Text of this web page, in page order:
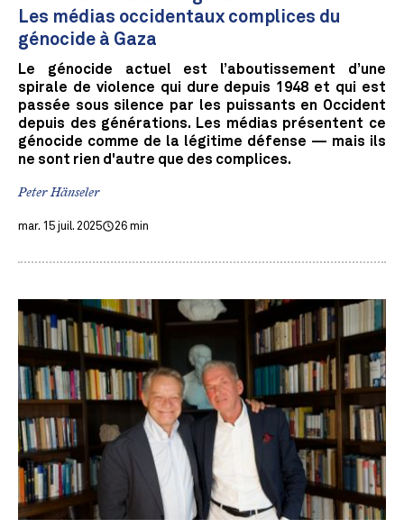
Les médias occidentaux complices du
génocide à Gaza
Le génocide actuel est l’aboutissement d’une
spirale de violence qui dure depuis 1948 et qui est
passée sous silence par les puissants en Occident
depuis des générations. Les médias présentent ce
génocide comme de la légitime défense — mais ils
ne sont rien d'autre que des complices.
Peter Hänseler
mar. 15 juil. 2025 26 min